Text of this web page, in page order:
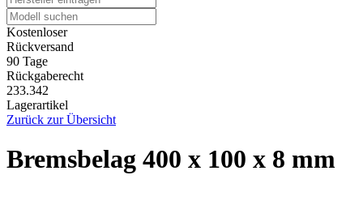
Kostenloser
Rückversand
90 Tage
Rückgaberecht
233.342
Lagerartikel
Zurück zur Übersicht
Bremsbelag 400 x 100 x 8 mm